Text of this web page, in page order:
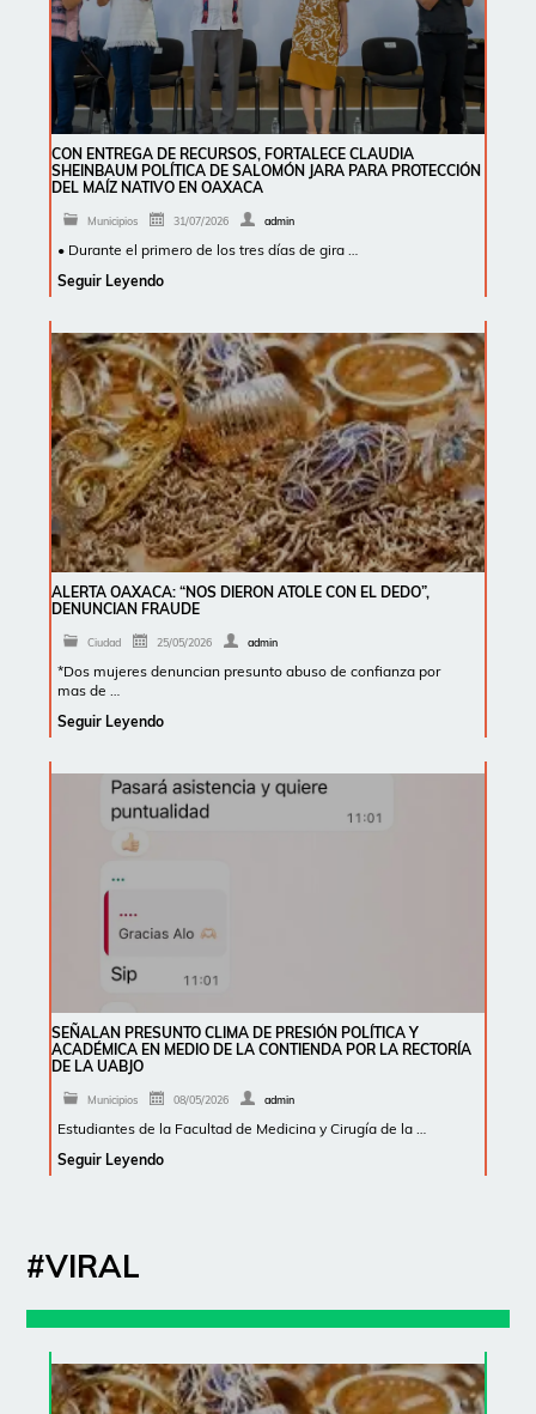
CON ENTREGA DE RECURSOS, FORTALECE CLAUDIA
SHEINBAUM POLÍTICA DE SALOMÓN JARA PARA PROTECCIÓN
DEL MAÍZ NATIVO EN OAXACA
Municipios 31/07/2026 admin
• Durante el primero de los tres días de gira …
Seguir Leyendo
ALERTA OAXACA: “NOS DIERON ATOLE CON EL DEDO”,
DENUNCIAN FRAUDE
Ciudad 25/05/2026 admin
*Dos mujeres denuncian presunto abuso de confianza por
mas de …
Seguir Leyendo
SEÑALAN PRESUNTO CLIMA DE PRESIÓN POLÍTICA Y
ACADÉMICA EN MEDIO DE LA CONTIENDA POR LA RECTORÍA
DE LA UABJO
Municipios 08/05/2026 admin
Estudiantes de la Facultad de Medicina y Cirugía de la …
Seguir Leyendo
#VIRAL